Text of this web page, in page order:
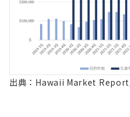
出典：Hawaii Market